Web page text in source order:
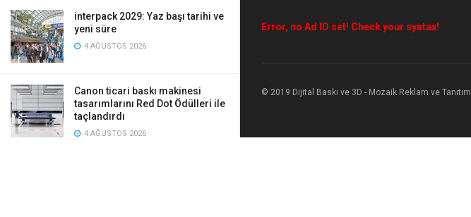
interpack 2029: Yaz başı tarihi ve
yeni süre
4 AĞUSTOS 2026
Canon ticari baskı makinesi
tasarımlarını Red Dot Ödülleri ile
taçlandırdı
4 AĞUSTOS 2026
Error, no Ad ID set! Check your syntax!
© 2019 Dijital Baskı ve 3D - Mozaik Reklam ve Tanıtım